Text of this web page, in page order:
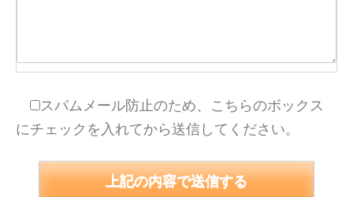
スパムメール防止のため、こちらのボックス
にチェックを入れてから送信してください。